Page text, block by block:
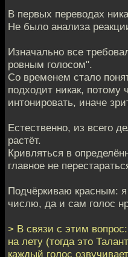
В первых переводах
Не было анализа
Изначально все
ровным голосом".
Со временем стало
подходит никак, потому
интонировать, иначе
Естественно, из всего
растёт.
Кривляться в
главное не
Подчёркиваю красным:
числю, да и сам голос
> В связи с этим
на лету (тогда это
каждый голос